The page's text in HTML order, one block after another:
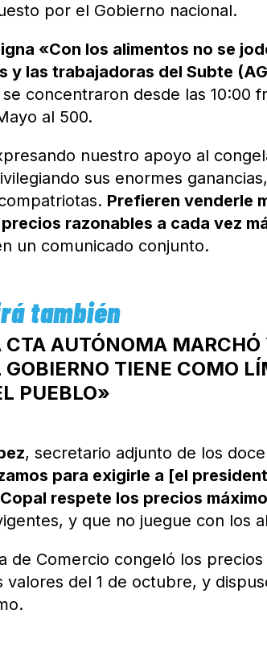
por el Gobierno nacional.
«Con los alimentos no se
y las trabajadoras del Subte
se concentraron desde las 10:00
al 500.
nuestro apoyo al
sus enormes
Prefieren venderle
razonables a cada vez
un comunicado conjunto.
CTA AUTÓNOMA MARCHÓ
GOBIERNO TIENE COMO
PUEBLO»
, secretario adjunto de los
para exigirle a [el
respete los precios
y que no juegue con los
de Comercio congeló los
valores del 1 de octubre, y